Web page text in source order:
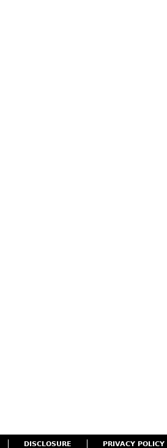
DISCLOSURE PRIVACY POLICY